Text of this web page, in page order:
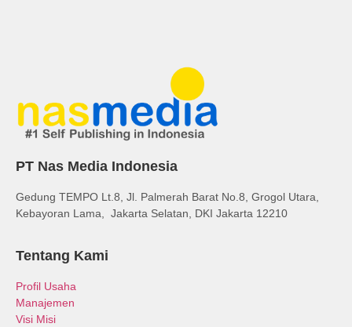
PT Nas Media Indonesia
Gedung TEMPO Lt.8, Jl. Palmerah Barat No.8, Grogol Utara,
Kebayoran Lama, Jakarta Selatan, DKI Jakarta 12210
Tentang Kami
Profil Usaha
Manajemen
Visi Misi